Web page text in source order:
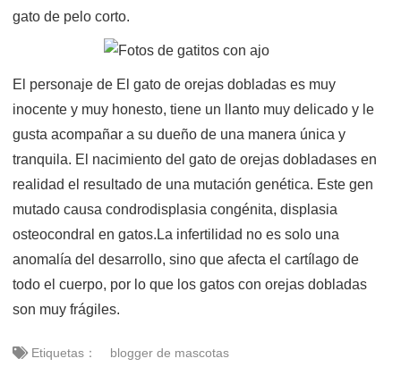
gato de pelo corto.
El personaje de El gato de orejas dobladas es muy
inocente y muy honesto, tiene un llanto muy delicado y le
gusta acompañar a su dueño de una manera única y
tranquila. El nacimiento del gato de orejas dobladases en
realidad el resultado de una mutación genética. Este gen
mutado causa condrodisplasia congénita, displasia
osteocondral en gatos. La infertilidad no es solo una
anomalía del desarrollo, sino que afecta el cartílago de
todo el cuerpo, por lo que los gatos con orejas dobladas
son muy frágiles.
Etiquetas： blogger de mascotas